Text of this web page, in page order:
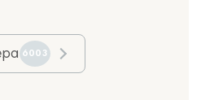
6003